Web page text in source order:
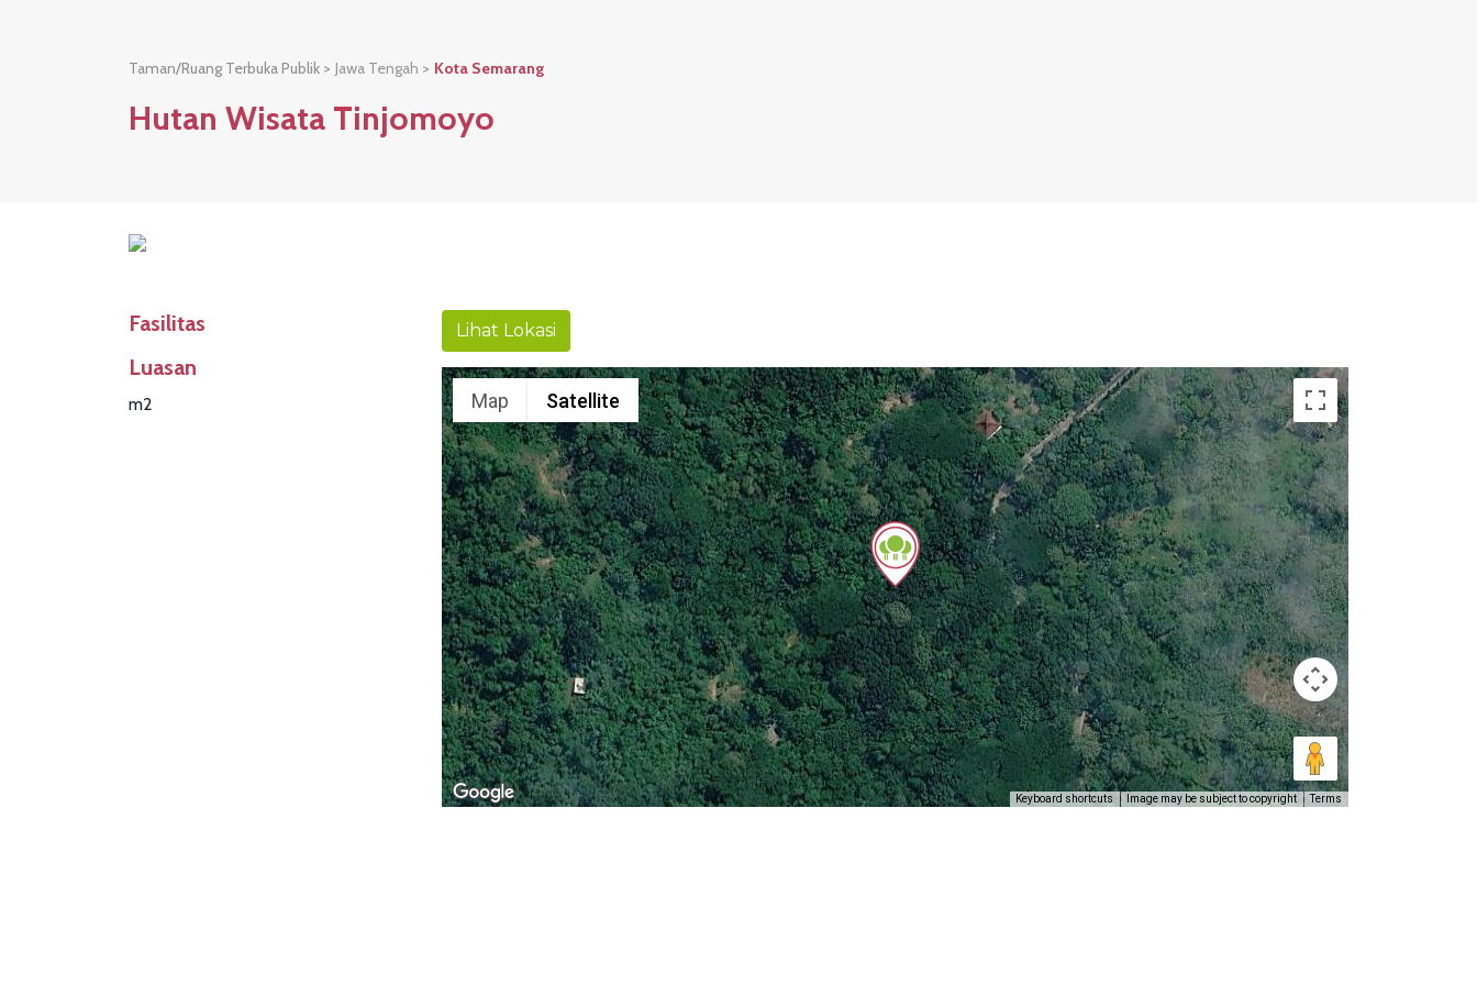
Taman/Ruang Terbuka Publik > Jawa Tengah > Kota Semarang
Hutan Wisata Tinjomoyo
Fasilitas
Luasan
m2
Lihat Lokasi
Map Satellite
Keyboard shortcuts Image may be subject to copyright Terms